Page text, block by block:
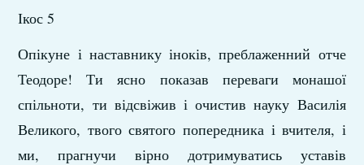
Ікос 5
Опікуне і наставнику іноків, преблаженний отче
Теодоре! Ти ясно показав переваги монашої
спільноти, ти відсвіжив і очистив науку Василія
Великого, твого святого попередника і вчителя, і
ми, прагнучи вірно дотримуватись уставів